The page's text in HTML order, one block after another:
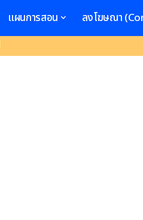
แผนการสอน ลงโฆษณา